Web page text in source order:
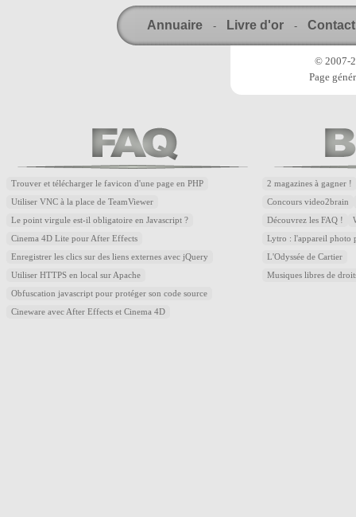
Annuaire - Livre d'or - Contact
© 2007-
Page
Trouver et télécharger le favicon d'une page en PHP
Utiliser VNC à la place de TeamViewer
Le point virgule est-il obligatoire en Javascript ?
Cinema 4D Lite pour After Effects
Enregistrer les clics sur des liens externes avec jQuery
Utiliser HTTPS en local sur Apache
Obfuscation javascript pour protéger son code source
Cineware avec After Effects et Cinema 4D
2 magazines à gagner !
Concours video2brain
Découvrez les FAQ !
Lytro : l'appareil photo
L'Odyssée de Cartier
Musiques libres de